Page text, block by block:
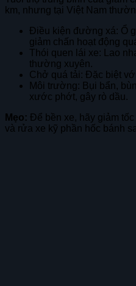
km, nhưng tại Việt Nam
Điều kiện đường xá: Ổ
giảm chấn hoạt động
Thói quen lái xe: Lao
thường xuyên.
Chở quá tải: Đặc biệt
Môi trường: Bụi bẩn,
xước phớt, gây rò dầu.
Mẹo: Để bền xe, hãy giảm
và rửa xe kỹ phần hốc bánh